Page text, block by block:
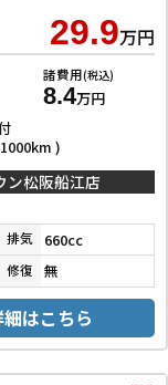
29.9万円
諸費用(税込)
8.4万円
)
ン松阪船江店
排気 660cc
修復 無
はこちら